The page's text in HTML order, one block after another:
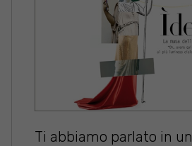
Ti abbiamo parlato in un